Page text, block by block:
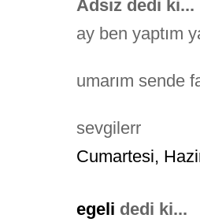
Adsız dedi ki...
ay ben yaptım
umarım sende
sevgilerr
Cumartesi,
egeli dedi ki...